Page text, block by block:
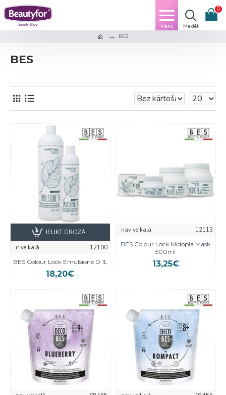
0
BES
BES
ir veikalā
12100
BES Colour Lock Emulsione D 1L
18,20€
IELIKT GROZĀ nav veikalā
12113
BES Colour Lock Midopla Mask
500ml
13,25€